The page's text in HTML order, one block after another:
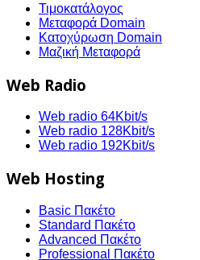
Τιμοκατάλογος
Μεταφορά Domain
Κατοχύρωση Domain
Μαζική Μεταφορά
Web Radio
Web radio 64Kbit/s
Web radio 128Kbit/s
Web radio 192Kbit/s
Web Hosting
Basic Πακέτο
Standard Πακέτο
Advanced Πακέτο
Professional Πακέτο